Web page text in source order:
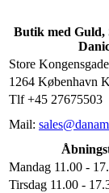
Butik med Guld,
Store
1264 København
Tlf +45 27675503
Mail:
Mandag 11.00 -
Tirsdag 11.00 -